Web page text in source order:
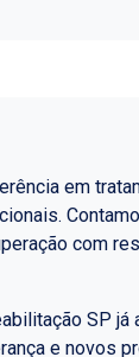
em
com
SP
e novos